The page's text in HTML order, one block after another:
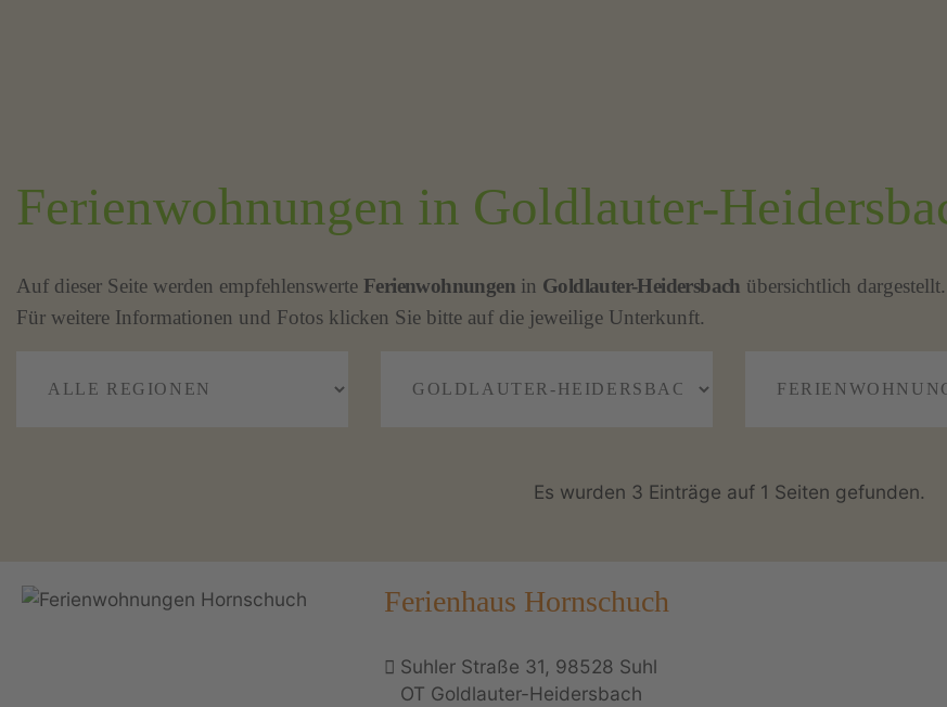
Ferienwohnungen in Goldlauter-
Auf dieser Seite werden empfehlenswerte Ferienwohnungen in Goldlauter-Heidersbach übersichtlich dargestellt.
Für weitere Informationen und Fotos klicken Sie bitte auf die jeweilige Unterkunft.
Es wurden 3 Einträge auf 1 Seiten gefunden.
Ferienhaus Hornschuch
Suhler Straße 31, 98528 Suhl
OT Goldlauter-Heidersbach